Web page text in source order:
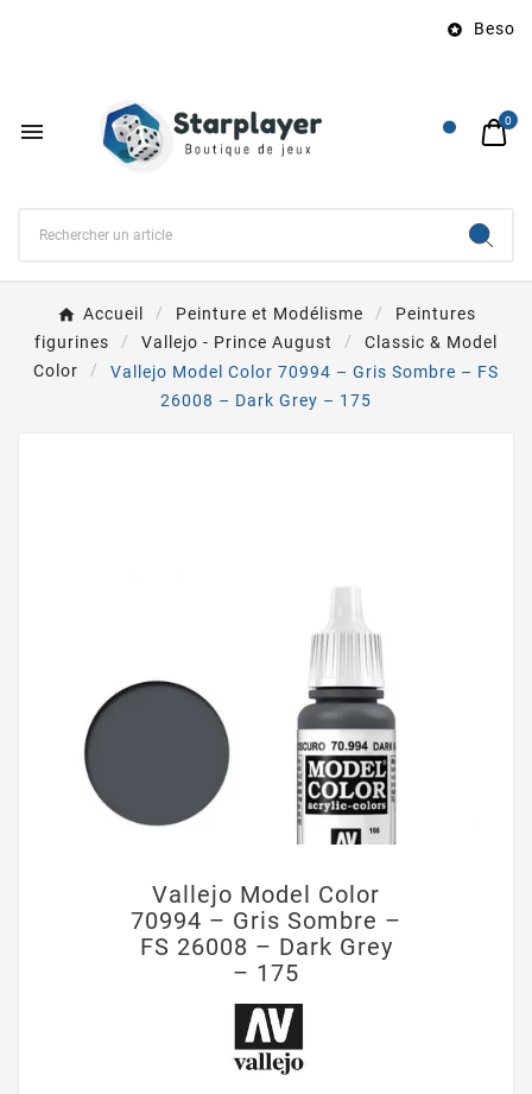
 Besoin
 0
Accueil Peinture et Modélisme
Peintures
figurines
Vallejo - Prince August
Classic & Model
Color
Vallejo Model Color 70994 – Gris Sombre – FS
26008 – Dark Grey – 175
Vallejo Model Color
70994 – Gris Sombre –
FS 26008 – Dark Grey
– 175